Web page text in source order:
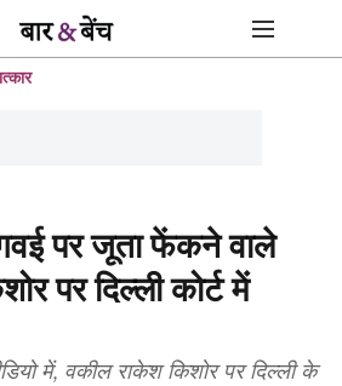
पर जूता फेंकने वाले
पर दिल्ली कोर्ट में
में, वकील राकेश किशोर पर दिल्ली के